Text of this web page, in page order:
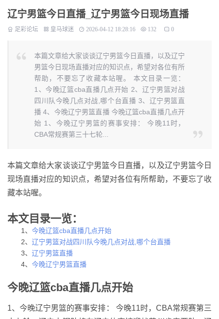
辽宁男篮今日直播_辽宁男篮今日现场直播
足彩论坛 皇马球迷 2026-04-12 18:28:16 132 0
本篇文章给大家谈谈辽宁男篮今日直播，以及辽宁
男篮今日现场直播对应的知识点，希望对各位有所
帮助，不要忘了收藏本站喔。 本文目录一览：
1、今晚辽篮cba直播几点开始 2、辽宁男篮对战
四川队今晚几点对战,哪个台直播 3、辽宁男篮直
播 4、今晚辽宁男篮直播 今晚辽篮cba直播几点开
始 1、今晚辽宁男篮的赛事安排： 今晚11时，
CBA常规赛第三十七轮...
本篇文章给大家谈谈辽宁男篮今日直播，以及辽宁男篮今日
现场直播对应的知识点，希望对各位有所帮助，不要忘了收
藏本站喔。
本文目录一览：
1、 今晚辽篮cba直播几点开始
2、 辽宁男篮对战四川队今晚几点对战,哪个台直播
3、 辽宁男篮直播
4、 今晚辽宁男篮直播
今晚辽篮cba直播几点开始
1、今晚辽宁男篮的赛事安排： 今晚11时，CBA常规赛第三